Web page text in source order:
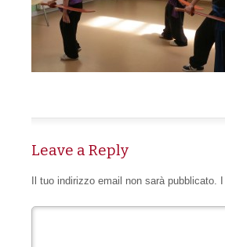
Leave a Reply
Il tuo indirizzo email non sarà pubblicato.